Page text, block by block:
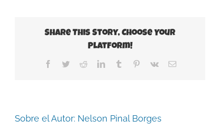
Share This Story, Choose Your
Platform!
Facebook
TwitterRedditLinkedInTumblr Pinterest
Vk
Correo
Sobre el Autor: Nelson Pinal Borges